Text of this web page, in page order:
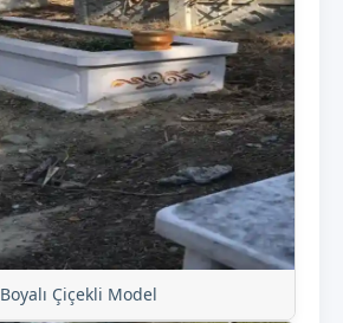
Boyalı Çiçekli Model